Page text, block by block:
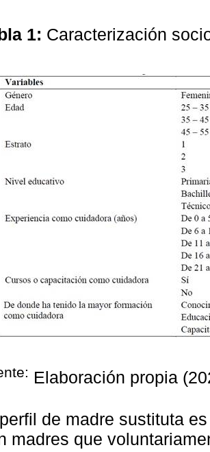
1: Caracterización
Elaboración propia
de madre sustituta
madres que